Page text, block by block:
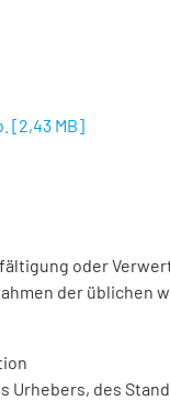
[2,43 MB]
oder
der üblichen
Urhebers, des